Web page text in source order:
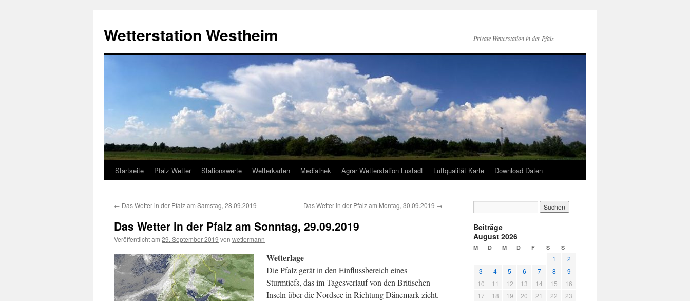
springen
Wetterstation Westheim Private Wetterstation in der Pfalz
Startseite Pfalz Wetter Stationswerte Wetterkarten Mediathek Agrar Wetterstation Lustadt Luftqualität Karte Download Daten
← Das Wetter in der Pfalz am Samstag, 28.09.2019 Das Wetter in der Pfalz am Montag, 30.09.2019 →
Das Wetter in der Pfalz am Sonntag, 29.09.2019
Veröffentlicht am 29. September 2019 von wettermann
Wetterlage
Die Pfalz gerät in den Einflussbereich eines
Sturmtiefs, das im Tagesverlauf von den Britischen
Inseln über die Nordsee in Richtung Dänemark zieht.
Beiträge
August 2026
M D M D F S S
1
2
3
4 5 6 7 8
9
10
11 12 13 14 15
16
17
18 19 20 21 22
23